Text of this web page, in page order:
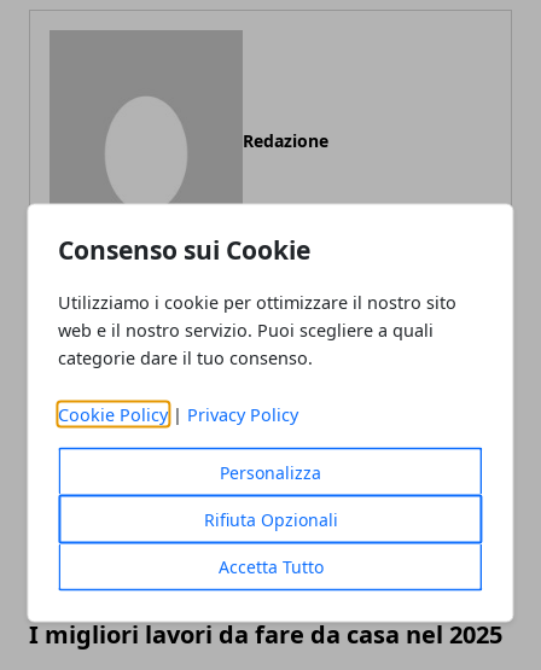
Consenso sui Cookie
Utilizziamo i cookie per ottimizzare il nostro sito
web e il nostro servizio. Puoi scegliere a quali
categorie dare il tuo consenso.
Cookie Policy | Privacy Policy
Personalizza
Rifiuta Opzionali
Accetta Tutto
Redazione
ARTICOLI CORRELATI
I migliori lavori da fare da casa nel 2025